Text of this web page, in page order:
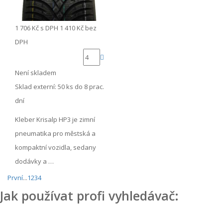
1 706 Kč s DPH 1 410 Kč bez
DPH
Není skladem
Sklad externí: 50 ks do 8 prac.
dní
Kleber Krisalp HP3 je zimní
pneumatika pro městská a
kompaktní vozidla, sedany
dodávky a …
První...1234
Jak používat profi vyhledávač: